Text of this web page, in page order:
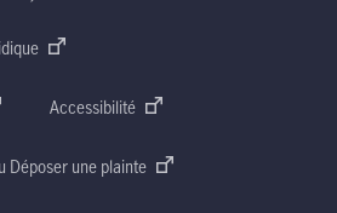
Accessibilité
Déposer une plainte